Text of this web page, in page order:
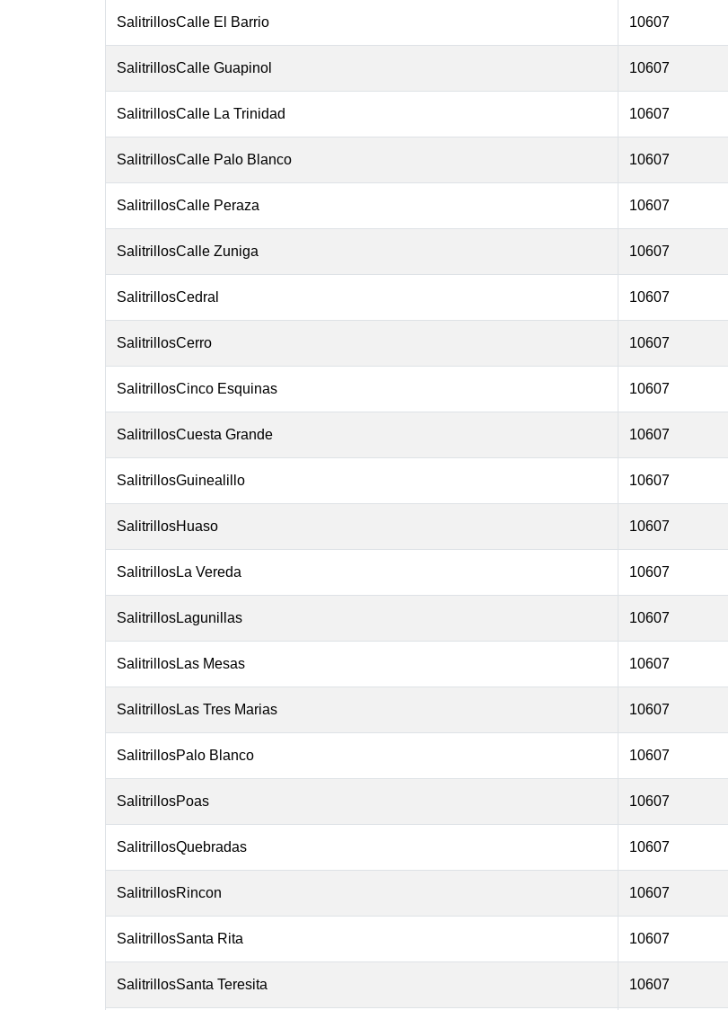
SalitrillosCalle El Barrio 10607
SalitrillosCalle Guapinol 10607
SalitrillosCalle La Trinidad 10607
SalitrillosCalle Palo Blanco 10607
SalitrillosCalle Peraza 10607
SalitrillosCalle Zuniga 10607
SalitrillosCedral 10607
SalitrillosCerro 10607
SalitrillosCinco Esquinas 10607
SalitrillosCuesta Grande 10607
SalitrillosGuinealillo 10607
SalitrillosHuaso 10607
SalitrillosLa Vereda 10607
SalitrillosLagunillas 10607
SalitrillosLas Mesas 10607
SalitrillosLas Tres Marias 10607
SalitrillosPalo Blanco 10607
SalitrillosPoas 10607
SalitrillosQuebradas 10607
SalitrillosRincon 10607
SalitrillosSanta Rita 10607
SalitrillosSanta Teresita 10607